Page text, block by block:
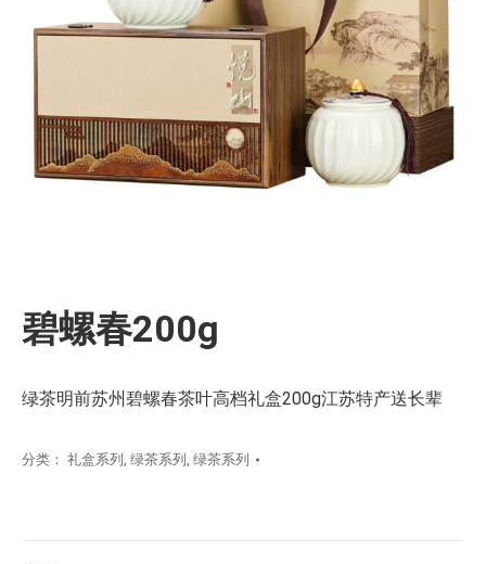
碧螺春200g
绿茶明前苏州碧螺春茶叶高档礼盒200g江苏特产送长辈
分类： 礼盒系列 , 绿茶系列 , 绿茶系列